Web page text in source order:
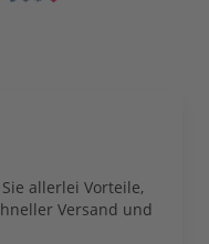
allerlei Vorteile,
Versand und